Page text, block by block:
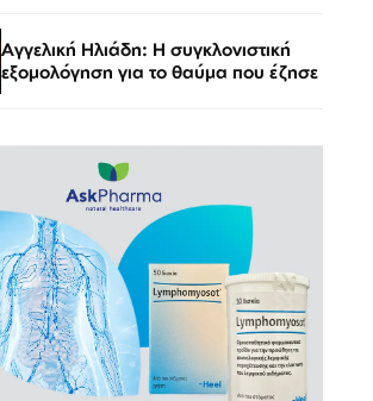
Αγγελική Ηλιάδη: Η συγκλονιστική
εξομολόγηση για το θαύμα που έζησε